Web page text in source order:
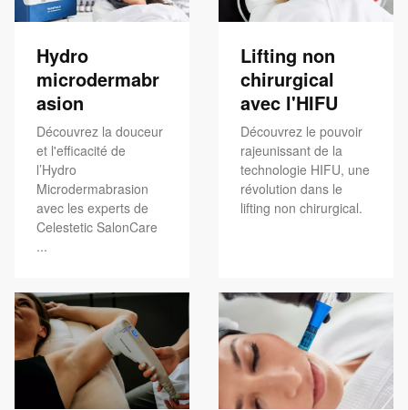
Hydro
microdermabr
asion
Découvrez la douceur
et l'efficacité de
l’Hydro
Microdermabrasion
avec les experts de
Celestetic SalonCare
...
Lifting non
chirurgical
avec l'HIFU
Découvrez le pouvoir
rajeunissant de la
technologie HIFU, une
révolution dans le
lifting non chirurgical.